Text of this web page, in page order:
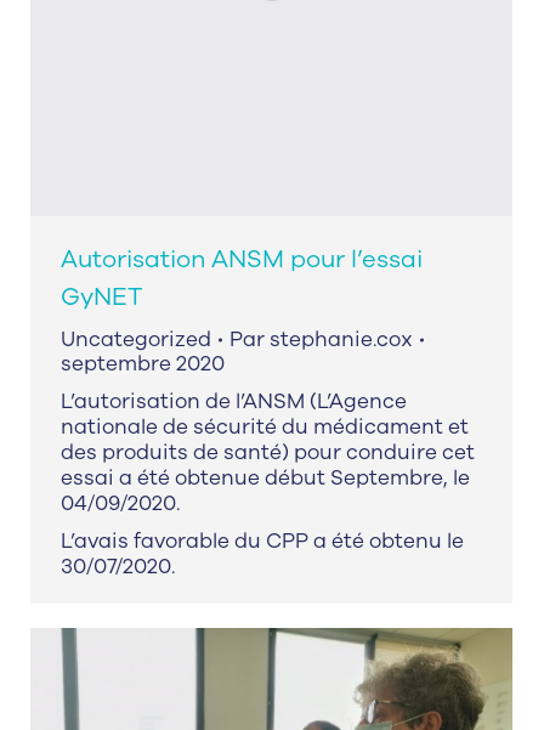
Autorisation ANSM pour l’essai
GyNET
Uncategorized Par stephanie.cox
septembre 2020
L’autorisation de l’ANSM (L’Agence
nationale de sécurité du médicament et
des produits de santé) pour conduire cet
essai a été obtenue début Septembre, le
04/09/2020.
L’avais favorable du CPP a été obtenu le
30/07/2020.